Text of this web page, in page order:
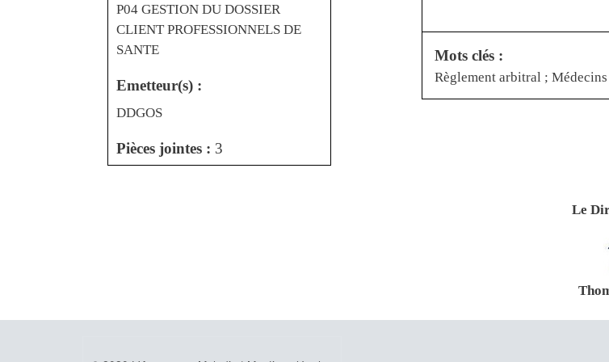
P04 GESTION DU DOSSIER
CLIENT PROFESSIONNELS DE
SANTE
Emetteur(s) :
DDGOS
Pièces jointes : 3
Mots clés :
Règlement arbitral ; Médecins
Le